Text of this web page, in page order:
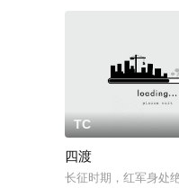
TC
四渡
长征时期，红军身处